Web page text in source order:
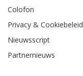
Colofon
Privacy & Cookiebeleid
Nieuwsscript
Partnernieuws